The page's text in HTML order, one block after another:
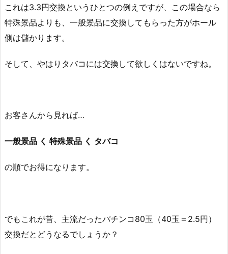
これは3.3円交換というひとつの例えですが、この場合なら
特殊景品よりも、一般景品に交換してもらった方がホール
側は儲かります。
そして、やはりタバコには交換して欲しくはないですね。
お客さんから見れば…
一般景品 く 特殊景品 く タバコ
の順でお得になります。
でもこれが昔、主流だったパチンコ80玉（40玉＝2.5円）
交換だとどうなるでしょうか？